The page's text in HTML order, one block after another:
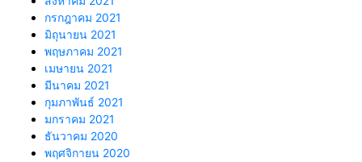
กรกฎาคม 2021
มิถุนายน 2021
พฤษภาคม 2021
เมษายน 2021
มีนาคม 2021
กุมภาพันธ์ 2021
มกราคม 2021
ธันวาคม 2020
พฤศจิกายน 2020